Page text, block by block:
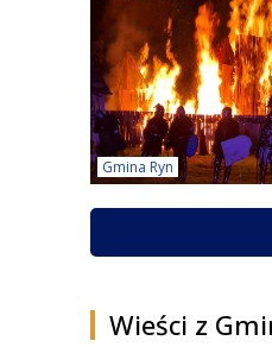
Gmina Ryn
Wieści z